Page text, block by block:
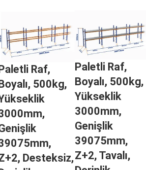
Raf,
500kg,
Desteksiz,
Paletli Raf,
Boyalı, 500kg,
Yükseklik
3000mm,
Genişlik
39075mm,
Z+2, Tavalı,